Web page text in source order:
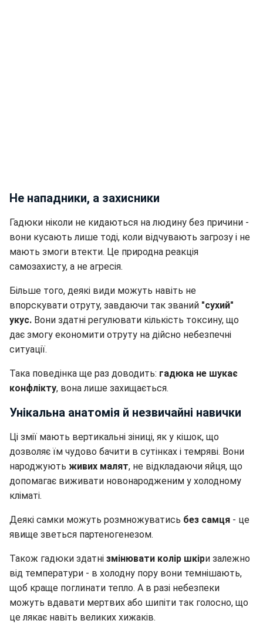
Не нападники, а захисники
Гадюки ніколи не кидаються на людину без причини -
вони кусають лише тоді, коли відчувають загрозу і не
мають змоги втекти. Це природна реакція
самозахисту, а не агресія.
Більше того, деякі види можуть навіть не
впорскувати отруту, завдаючи так званий "сухий"
укус. Вони здатні регулювати кількість токсину, що
дає змогу економити отруту на дійсно небезпечні
ситуації.
Така поведінка ще раз доводить: гадюка не шукає
конфлікту, вона лише захищається.
Унікальна анатомія й незвичайні навички
Ці змії мають вертикальні зіниці, як у кішок, що
дозволяє їм чудово бачити в сутінках і темряві. Вони
народжують живих малят, не відкладаючи яйця, що
допомагає виживати новонародженим у холодному
кліматі.
Деякі самки можуть розмножуватись без самця - це
явище зветься партеногенезом.
Також гадюки здатні змінювати колір шкіри залежно
від температури - в холодну пору вони темнішають,
щоб краще поглинати тепло. А в разі небезпеки
можуть вдавати мертвих або шипіти так голосно, що
це лякає навіть великих хижаків.